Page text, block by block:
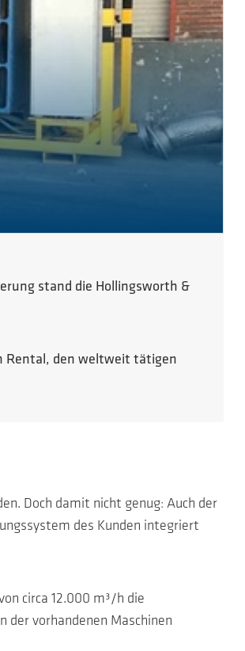
stand die Hollingsworth &
Rental, den weltweit tätigen
Doch damit nicht genug: Auch der
des Kunden integriert
circa 12.000 m³/h die
der vorhandenen Maschinen